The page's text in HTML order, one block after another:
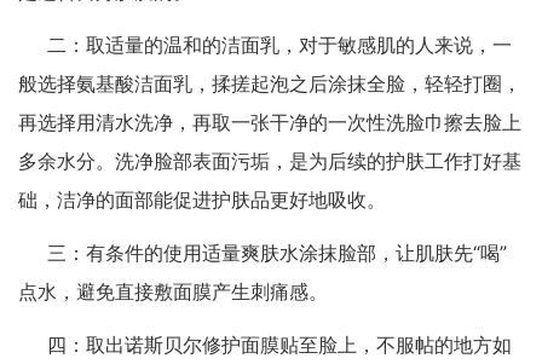
二：取适量的温和的洁面乳，对于敏感肌的人来说，一
般选择氨基酸洁面乳，揉搓起泡之后涂抹全脸，轻轻打圈，
再选择用清水洗净，再取一张干净的一次性洗脸巾擦去脸上
多余水分。洗净脸部表面污垢，是为后续的护肤工作打好基
础，洁净的面部能促进护肤品更好地吸收。
三：有条件的使用适量爽肤水涂抹脸部，让肌肤先“喝”
点水，避免直接敷面膜产生刺痛感。
四：取出诺斯贝尔修护面膜贴至脸上，不服帖的地方如